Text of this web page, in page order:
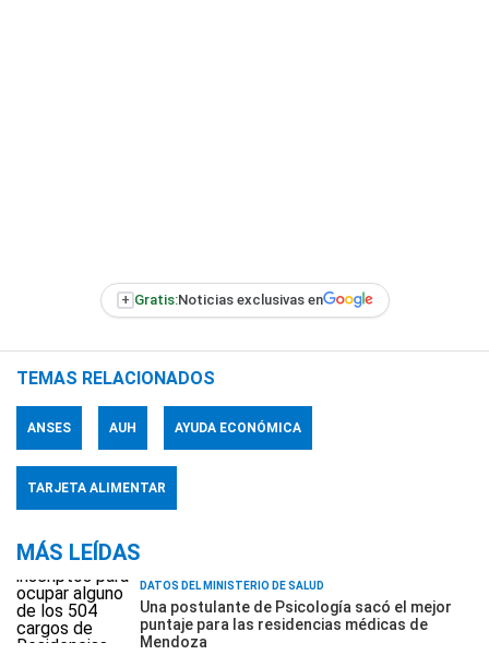
+ Gratis:Noticias exclusivas en
TEMAS RELACIONADOS
ANSES AUH AYUDA ECONÓMICA
TARJETA ALIMENTAR
MÁS LEÍDAS
DATOS DEL MINISTERIO DE SALUD
Una postulante de Psicología sacó el mejor
puntaje para las residencias médicas de
Mendoza